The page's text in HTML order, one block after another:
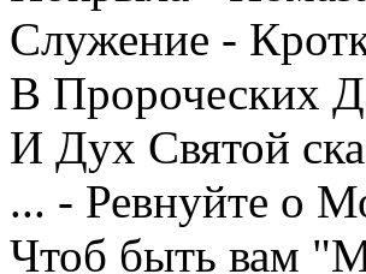
Служение -
В Пророческих
И Дух Святой
... - Ревнуйте о
Чтоб быть вам